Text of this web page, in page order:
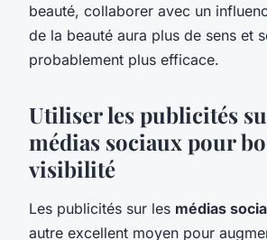
beauté, collaborer avec un
de la beauté aura plus de sens et
probablement plus efficace.
Utiliser les publicités
médias sociaux pour
visibilité
Les publicités sur les médias
autre excellent moyen pour